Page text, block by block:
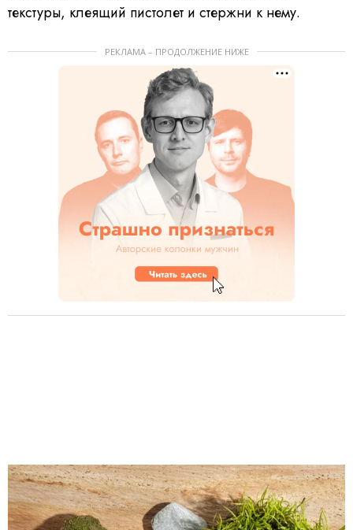
текстуры, клеящий пистолет и стержни к нему.
РЕКЛАМА – ПРОДОЛЖЕНИЕ НИЖЕ